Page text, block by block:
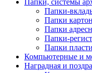
Папки, системы
Папки-
Папки
Папки
Папки-
Папки
Компьютерные и
Наградная и